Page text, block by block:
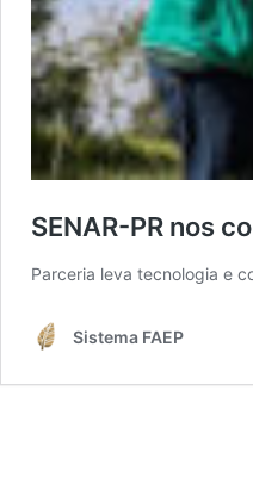
SENAR-PR nos
Parceria leva tecnologia e
Sistema FAEP